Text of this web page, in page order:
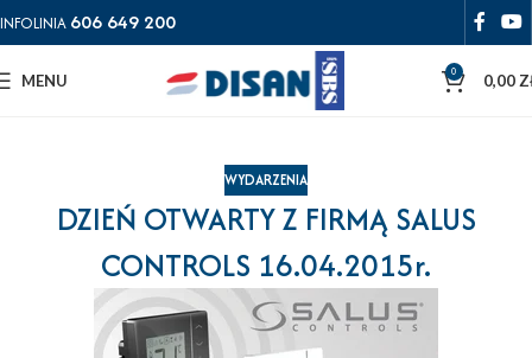
INFOLINIA 606 649 200
MENU 0 0,00
WYDARZENIA
DZIEŃ OTWARTY Z FIRMĄ SALUS
CONTROLS 16.04.2015r.